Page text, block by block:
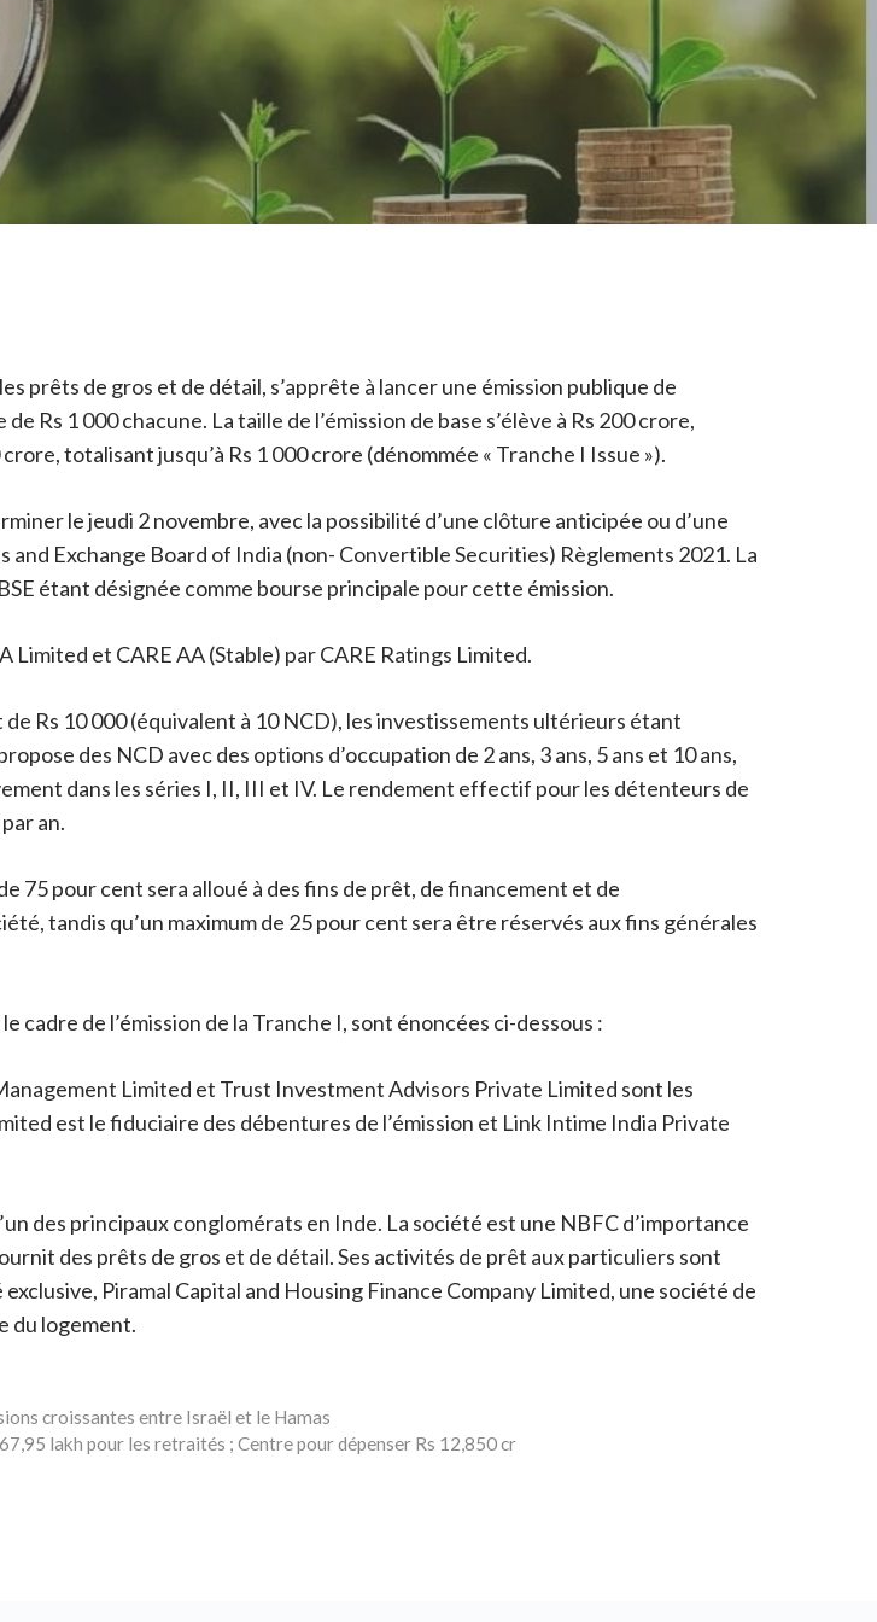
prêts de gros et de détail, s’apprête à lancer une émission publique de
Rs 1 000 chacune. La taille de l’émission de base s’élève à Rs 200 crore,
totalisant jusqu’à Rs 1 000 crore (dénommée « Tranche I Issue »).
le jeudi 2 novembre, avec la possibilité d’une clôture anticipée ou d’une
Exchange Board of India (non- Convertible Securities) Règlements 2021. La
étant désignée comme bourse principale pour cette émission.
et CARE AA (Stable) par CARE Ratings Limited.
Rs 10 000 (équivalent à 10 NCD), les investissements ultérieurs étant
des NCD avec des options d’occupation de 2 ans, 3 ans, 5 ans et 10 ans,
dans les séries I, II, III et IV. Le rendement effectif pour les détenteurs de
an.
75 pour cent sera alloué à des fins de prêt, de financement et de
tandis qu’un maximum de 25 pour cent sera être réservés aux fins générales
de l’émission de la Tranche I, sont énoncées ci-dessous :
Limited et Trust Investment Advisors Private Limited sont les
est le fiduciaire des débentures de l’émission et Link Intime India Private
des principaux conglomérats en Inde. La société est une NBFC d’importance
des prêts de gros et de détail. Ses activités de prêt aux particuliers sont
Piramal Capital and Housing Finance Company Limited, une société de
du logement.
croissantes entre Israël et le Hamas
lakh pour les retraités ; Centre pour dépenser Rs 12,850 cr